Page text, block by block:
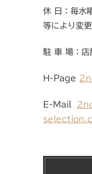
休 日：毎水
等により変
駐 車 場：店
H-Page
E-Mail